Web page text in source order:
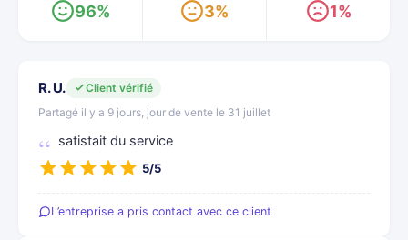
96% 3% 1%
R. U.
Client vérifié
Partagé il y a 9 jours, jour de vente le 31 juillet
satistait du service
5/5
L’entreprise a pris contact avec ce client